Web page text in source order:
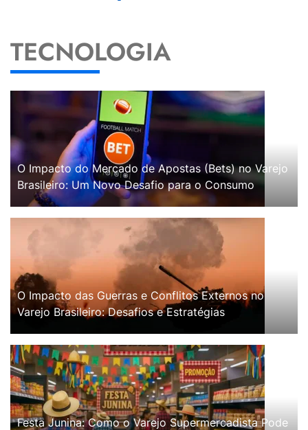
TECNOLOGIA
O Impacto do Mercado de Apostas (Bets) no Varejo
Brasileiro: Um Novo Desafio para o Consumo
O Impacto das Guerras e Conflitos Externos no
Varejo Brasileiro: Desafios e Estratégias
Festa Junina: Como o Varejo Supermercadista Pode